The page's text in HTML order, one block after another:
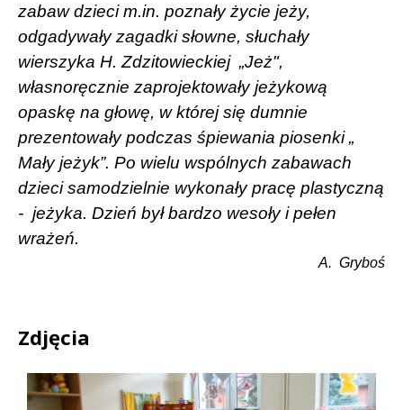
zabaw dzieci m.in. poznały życie jeży,
odgadywały zagadki słowne, słuchały
wierszyka H. Zdzitowieckiej „Jeż",
własnoręcznie zaprojektowały jeżykową
opaskę na głowę, w której się dumnie
prezentowały podczas śpiewania piosenki „
Mały jeżyk”. Po wielu wspólnych zabawach
dzieci samodzielnie wykonały pracę plastyczną
- jeżyka. Dzień był bardzo wesoły i pełen
wrażeń.
A. Gryboś
Zdjęcia